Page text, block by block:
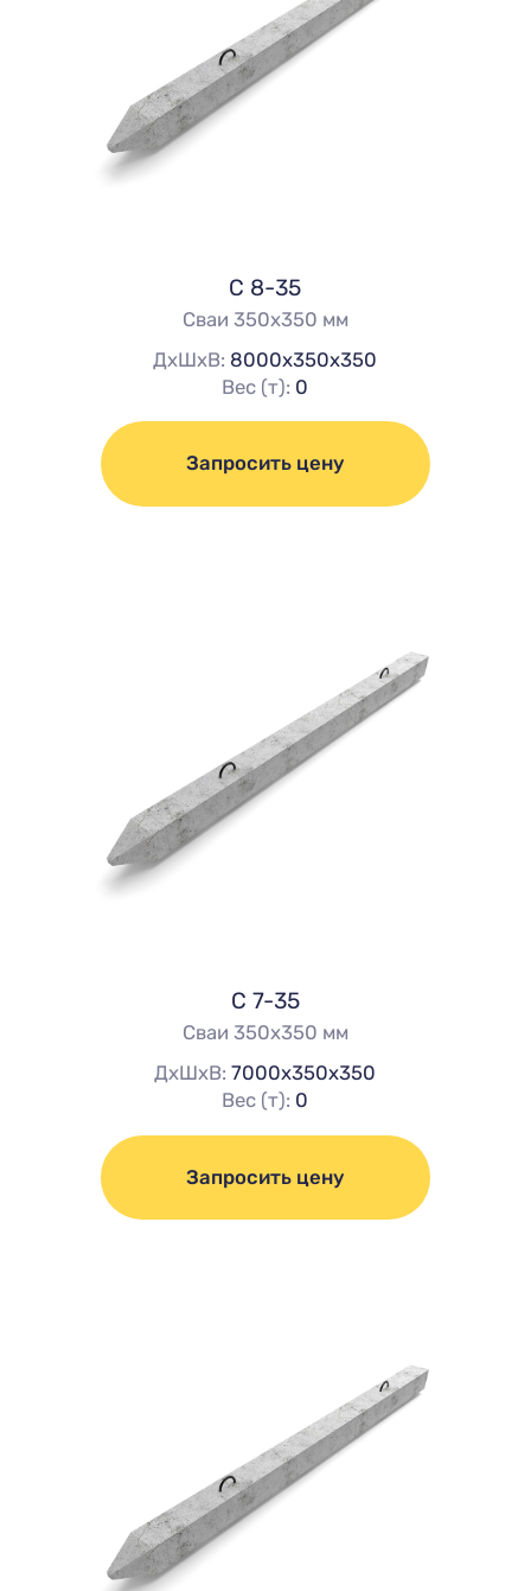
С 8-35
Сваи 350х350 мм
ДхШхВ: 8000х350х350
Вес (т): 0
Запросить цену
С 7-35
Сваи 350х350 мм
ДхШхВ:7000х350х350
Вес (т): 0
Запросить цену